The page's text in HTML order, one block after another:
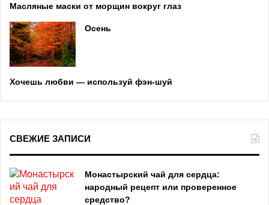
Масляные маски от морщин вокруг глаз
Осень
Хочешь любви — используй фэн-шуй
СВЕЖИЕ ЗАПИСИ
Монастырский чай для сердца:
народный рецепт или проверенное
средство?